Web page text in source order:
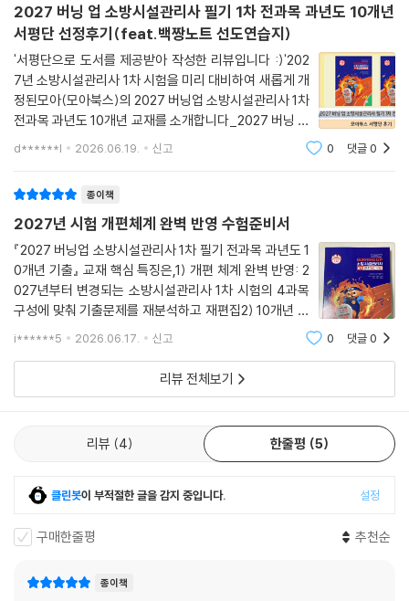
2027 버닝 업 소방시설관리사 필기 1차 전과목 과년도 10개년
서평단 선정후기(feat.백짱노트 선도연습지)
'서평단으로 도서를 제공받아 작성한 리뷰입니다 :)'202
7년 소방시설관리사 1차 시험을 미리 대비하여 새롭게 개
정된모아(모아북스)의 2027 버닝업 소방시설관리사 1차
전과목 과년도 10개년 교재를 소개합니다_2027 버닝 업
소방시설관리사 필기 1차 전과목 과년도 10개년모아(모
d******l 2026.06.19. 신고 0 댓글0
종이책
2027년 시험 개편체계 완벽 반영 수험준비서
『2027 버닝업 소방시설관리사 1차 필기 전과목 과년도 1
0개년 기출』 교재 핵심 특징은,1) 개편 체계 완벽 반영: 2
027년부터 변경되는 소방시설관리사 1차 시험의 4과목
구성에 맞춰 기출문제를 재분석하고 재편집2) 10개년 기
출 수록: 최근 10개년 동안의 기출문제를 체계적으로 수
최적화: 단순 문제 나열이 아니라, 개편된 학습
i******5 2026.06.17. 신고 0 댓글0
리뷰 전체보기
리뷰 4 한줄평 5
클린봇이 부적절한 글을 감지 중입니다. 설정
구매한줄평 추천순
종이책